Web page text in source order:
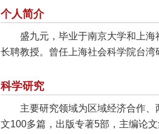
个人简介
盛九元，毕业于南京大学和上
长聘教授。曾任上海社会科学院台湾
科学研究
主要研究领域为区域经济合作
文100多篇，出版专著5部，主编论